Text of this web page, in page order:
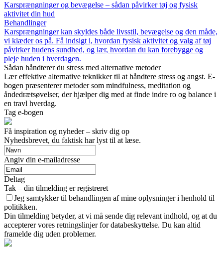
Karsprængninger og bevægelse – sådan påvirker tøj og fysisk
aktivitet din hud
Behandlinger
Karsprængninger kan skyldes både livsstil, bevægelse og den måde,
vi klæder os på. Få indsigt i, hvordan fysisk aktivitet og valg af tøj
påvirker hudens sundhed, og lær, hvordan du kan forebygge og
pleje huden i hverdagen.
Sådan håndterer du stress med alternative metoder
Lær effektive alternative teknikker til at håndtere stress og angst. E-
bogen præsenterer metoder som mindfulness, meditation og
åndedrætsøvelser, der hjælper dig med at finde indre ro og balance i
en travl hverdag.
Tag e-bogen
Få inspiration og nyheder – skriv dig op
Nyhedsbrevet, du faktisk har lyst til at læse.
Angiv din e-mailadresse
Deltag
Tak – din tilmelding er registreret
Jeg samtykker til behandlingen af mine oplysninger i henhold til
politikken.
Din tilmelding betyder, at vi må sende dig relevant indhold, og at du
accepterer vores retningslinjer for databeskyttelse. Du kan altid
framelde dig uden problemer.